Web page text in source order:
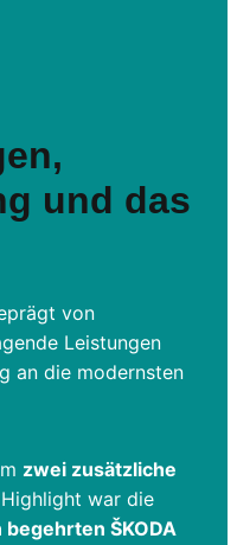
und das
von
Leistungen
an die modernsten
zwei zusätzliche
war die
ŠKODA